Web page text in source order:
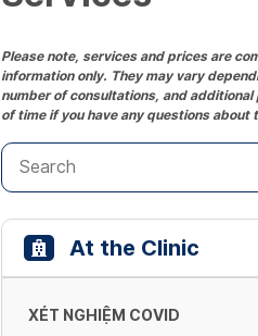
Please note, services and prices are
information only. They may vary
number of consultations, and
of time if you have any questions about
At the Clinic
XÉT NGHIỆM COVID